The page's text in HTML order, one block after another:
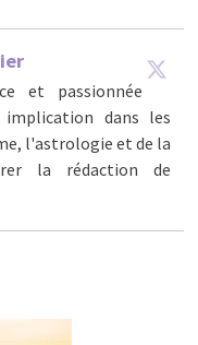
et passionnée
dans les
l'astrologie et de la
la rédaction de